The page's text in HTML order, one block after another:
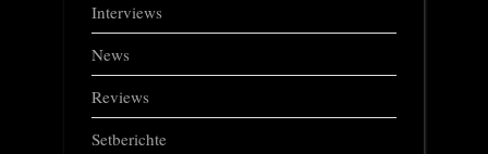
Interviews
News
Reviews
Setberichte